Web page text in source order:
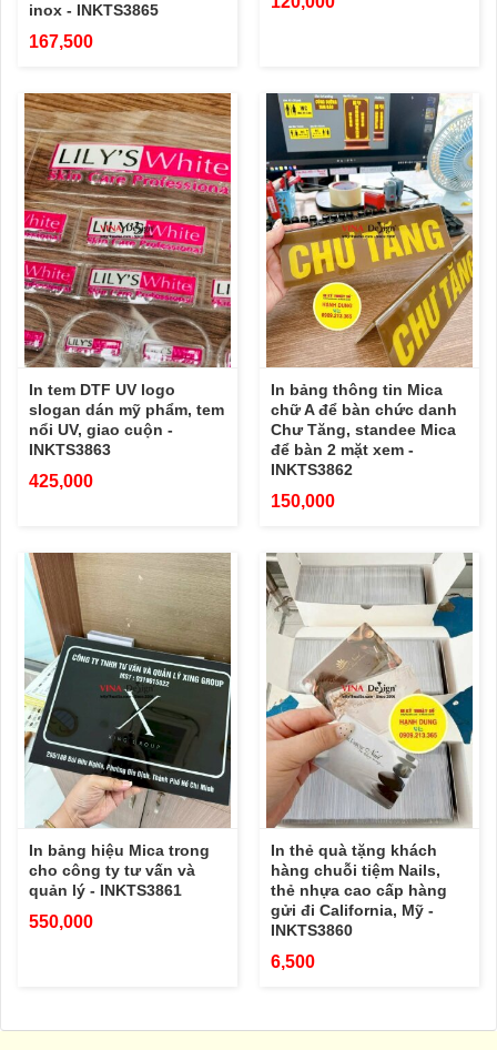
inox - INKTS3865
167,500
In tem DTF UV logo
slogan dán mỹ phẩm, tem
nổi UV, giao cuộn -
INKTS3863
425,000
In bảng thông tin Mica
chữ A để bàn chức danh
Chư Tăng, standee Mica
để bàn 2 mặt xem -
INKTS3862
150,000
In bảng hiệu Mica trong
cho công ty tư vấn và
quản lý - INKTS3861
550,000
In thẻ quà tặng khách
hàng chuỗi tiệm Nails,
thẻ nhựa cao cấp hàng
gửi đi California, Mỹ -
INKTS3860
6,500